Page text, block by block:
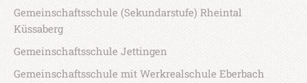
Gemeinschaftsschule (Sekundarstufe) Rheintal
Küssaberg
Gemeinschaftsschule Jettingen
Gemeinschaftsschule mit Werkrealschule Eberbach